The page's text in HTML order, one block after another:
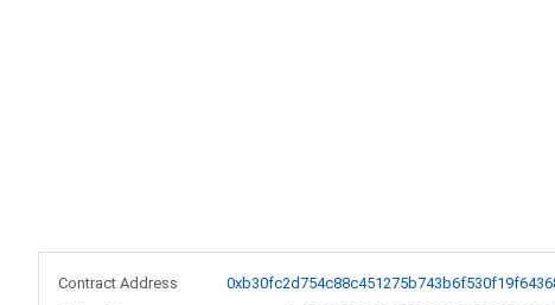
Contract Address